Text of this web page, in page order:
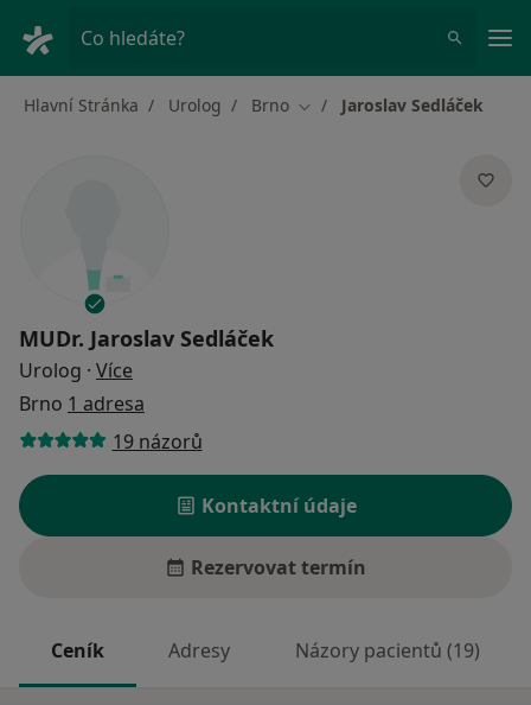
Co hledáte?
Hlavní Stránka Urolog Brno Změna města
Jaroslav Sedláček
MUDr. Jaroslav Sedláček
Urolog · Více
Brno 1 adresa
19 názorů
Kontaktní údaje
Rezervovat termín
Ceník Adresy Názory pacientů (19)